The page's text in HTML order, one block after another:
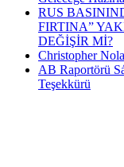
RUS
FIRTINA”
DEĞİŞİR Mİ?
Christopher
AB Raportörü
Teşekkürü